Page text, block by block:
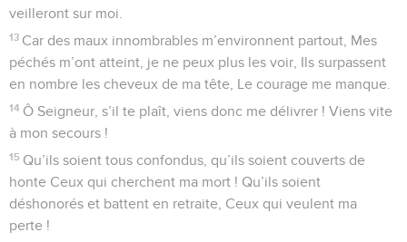
veilleront sur moi.
13 Car des maux innombrables m’environnent partout, Mes
péchés m’ont atteint, je ne peux plus les voir, Ils surpassent
en nombre les cheveux de ma tête, Le courage me manque.
14 Ô Seigneur, s’il te plaît, viens donc me délivrer ! Viens vite
à mon secours !
15 Qu’ils soient tous confondus, qu’ils soient couverts de
honte Ceux qui cherchent ma mort ! Qu’ils soient
déshonorés et battent en retraite, Ceux qui veulent ma
perte !